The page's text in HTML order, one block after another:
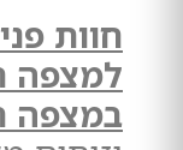
חוות
למצפה
במצפה